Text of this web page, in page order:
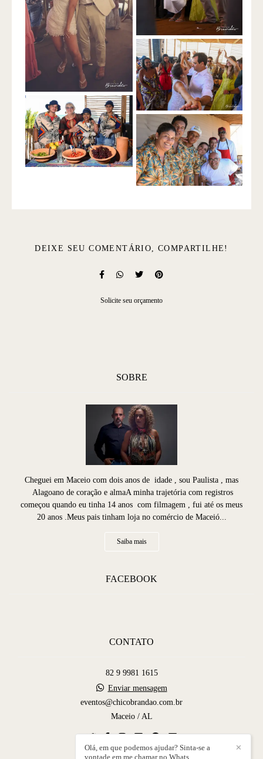
DEIXE SEU COMENTÁRIO, COMPARTILHE!
Solicite seu orçamento
SOBRE
Cheguei em Maceio com dois anos de idade , sou Paulista , mas
Alagoano de coração e almaA minha trajetória com registros
começou quando eu tinha 14 anos com filmagem , fui até os meus
20 anos .Meus pais tinham loja no comércio de Maceió...
Saiba mais
FACEBOOK
CONTATO
82 9 9981 1615
Enviar mensagem
eventos@chicobrandao.com.br
Maceio / AL
✕
Olá, em que podemos ajudar? Sinta-se a
vontade em me chamar no Whats.